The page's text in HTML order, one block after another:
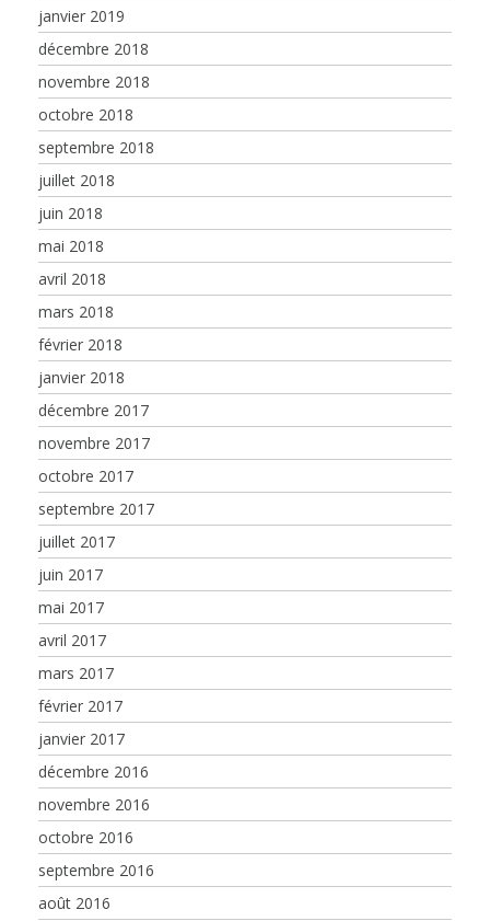
janvier 2019
décembre 2018
novembre 2018
octobre 2018
septembre 2018
juillet 2018
juin 2018
mai 2018
avril 2018
mars 2018
février 2018
janvier 2018
décembre 2017
novembre 2017
octobre 2017
septembre 2017
juillet 2017
juin 2017
mai 2017
avril 2017
mars 2017
février 2017
janvier 2017
décembre 2016
novembre 2016
octobre 2016
septembre 2016
août 2016